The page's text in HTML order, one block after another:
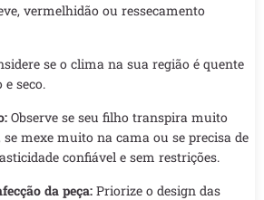
vermelhidão ou ressecamento
se o clima na sua região é quente
seco.
Observe se seu filho transpira muito
mexe muito na cama ou se precisa de
confiável e sem restrições.
da peça: Priorize o design das